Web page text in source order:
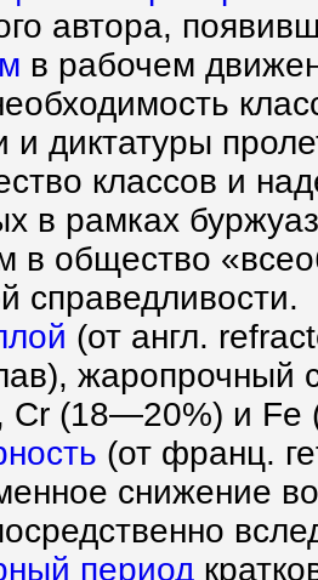
автора,
в рабочем
диктатуры
классов и
в рамках
в общество
справедливости.
(от англ.
жаропрочный
Cr (18—20%) и Fe
(от франц.
снижение
период